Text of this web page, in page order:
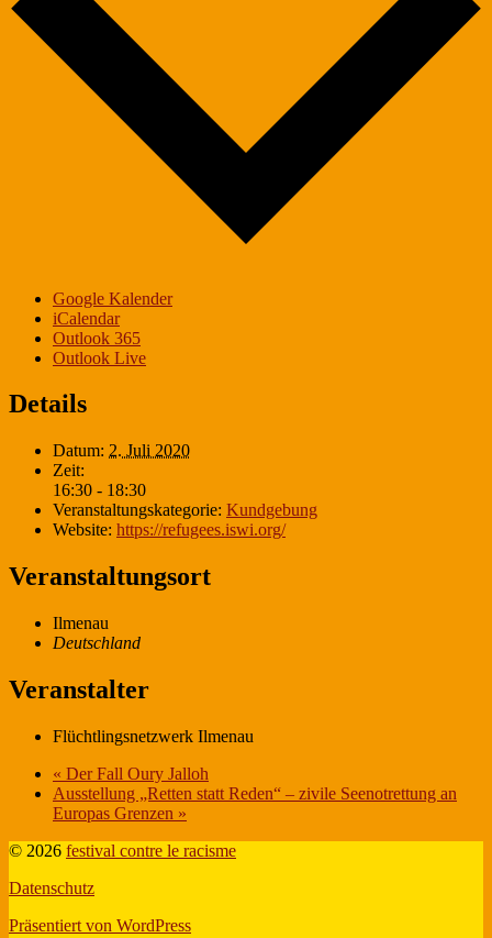
Google Kalender
iCalendar
Outlook 365
Outlook Live
Details
Datum: 2. Juli 2020
Zeit:
16:30 - 18:30
Veranstaltungskategorie: Kundgebung
Website: https://refugees.iswi.org/
Veranstaltungsort
Ilmenau
Deutschland
Veranstalter
Flüchtlingsnetzwerk Ilmenau
« Der Fall Oury Jalloh
Ausstellung „Retten statt Reden“ – zivile Seenotrettung an
Europas Grenzen »
© 2026 festival contre le racisme
Datenschutz
Präsentiert von WordPress